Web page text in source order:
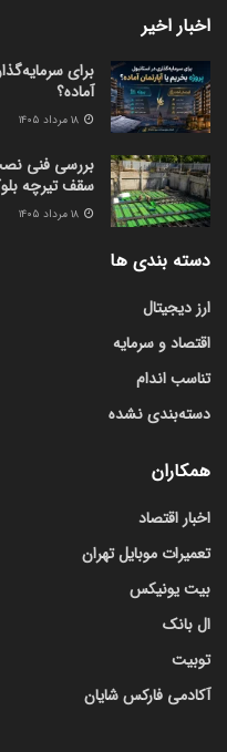
اخبار اخیر
برای
آماده؟
بررسی فنی
سقف تیرچه
دسته بندی ها
ارز دیجیتال
اقتصاد و سرمایه
تناسب اندام
دسته‌بندی نشده
همکاران
اخبار اقتصاد
تعمیرات موبایل تهران
بیت یونیکس
ال بانک
توبیت
آکادمی فارکس شایان